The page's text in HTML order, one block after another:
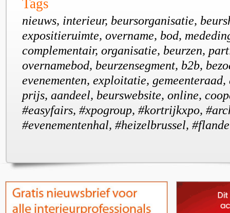
Tags
nieuws, interieur, beursorganisatie,
expositieruimte, overname, bod,
complementair, organisatie, beurzen,
overnamebod, beurzensegment, b2b,
evenementen, exploitatie,
prijs, aandeel, beurswebsite, online,
#easyfairs, #xpogroup, #kortrijkxpo,
#evenementenhal, #heizelbrussel,